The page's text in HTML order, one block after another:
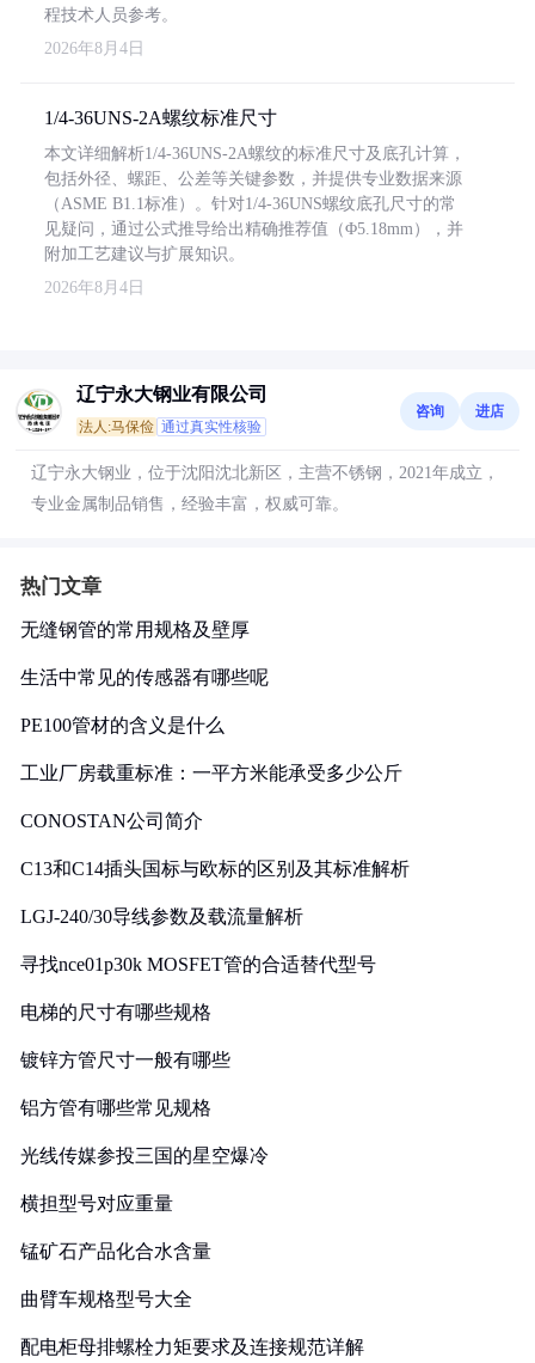
程技术人员参考。
2026年8月4日
1/4-36UNS-2A螺纹标准尺寸
本文详细解析1/4-36UNS-2A螺纹的标准尺寸及底孔计算，
包括外径、螺距、公差等关键参数，并提供专业数据来源
（ASME B1.1标准）。针对1/4-36UNS螺纹底孔尺寸的常
见疑问，通过公式推导给出精确推荐值（Φ5.18mm），并
附加工艺建议与扩展知识。
2026年8月4日
辽宁永大钢业有限公司
法人:马保俭 通过真实性核验
咨询 进店
辽宁永大钢业，位于沈阳沈北新区，主营不锈钢，2021年成立，
专业金属制品销售，经验丰富，权威可靠。
热门文章
无缝钢管的常用规格及壁厚
生活中常见的传感器有哪些呢
PE100管材的含义是什么
工业厂房载重标准：一平方米能承受多少公斤
CONOSTAN公司简介
C13和C14插头国标与欧标的区别及其标准解析
LGJ-240/30导线参数及载流量解析
寻找nce01p30k MOSFET管的合适替代型号
电梯的尺寸有哪些规格
镀锌方管尺寸一般有哪些
铝方管有哪些常见规格
光线传媒参投三国的星空爆冷
横担型号对应重量
锰矿石产品化合水含量
曲臂车规格型号大全
配电柜母排螺栓力矩要求及连接规范详解